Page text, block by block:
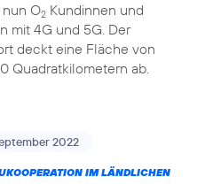
O2Kundinnen und
mit 4G und 5G. Der
deckt eine Fläche von
Quadratkilometern ab.
2022
IM LÄNDLICHEN